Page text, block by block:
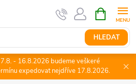
HLEDAT
NÁKUPNÍ
KOŠÍK
- 16.8.2026 budeme veškeré
expedovat nejdříve 17.8.2026.